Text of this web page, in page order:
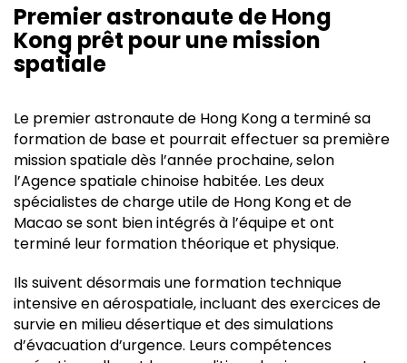
Premier astronaute de Hong
Kong prêt pour une mission
spatiale
Le premier astronaute de Hong Kong a terminé sa
formation de base et pourrait effectuer sa première
mission spatiale dès l’année prochaine, selon
l’Agence spatiale chinoise habitée. Les deux
spécialistes de charge utile de Hong Kong et de
Macao se sont bien intégrés à l’équipe et ont
terminé leur formation théorique et physique.
Ils suivent désormais une formation technique
intensive en aérospatiale, incluant des exercices de
survie en milieu désertique et des simulations
d’évacuation d’urgence. Leurs compétences